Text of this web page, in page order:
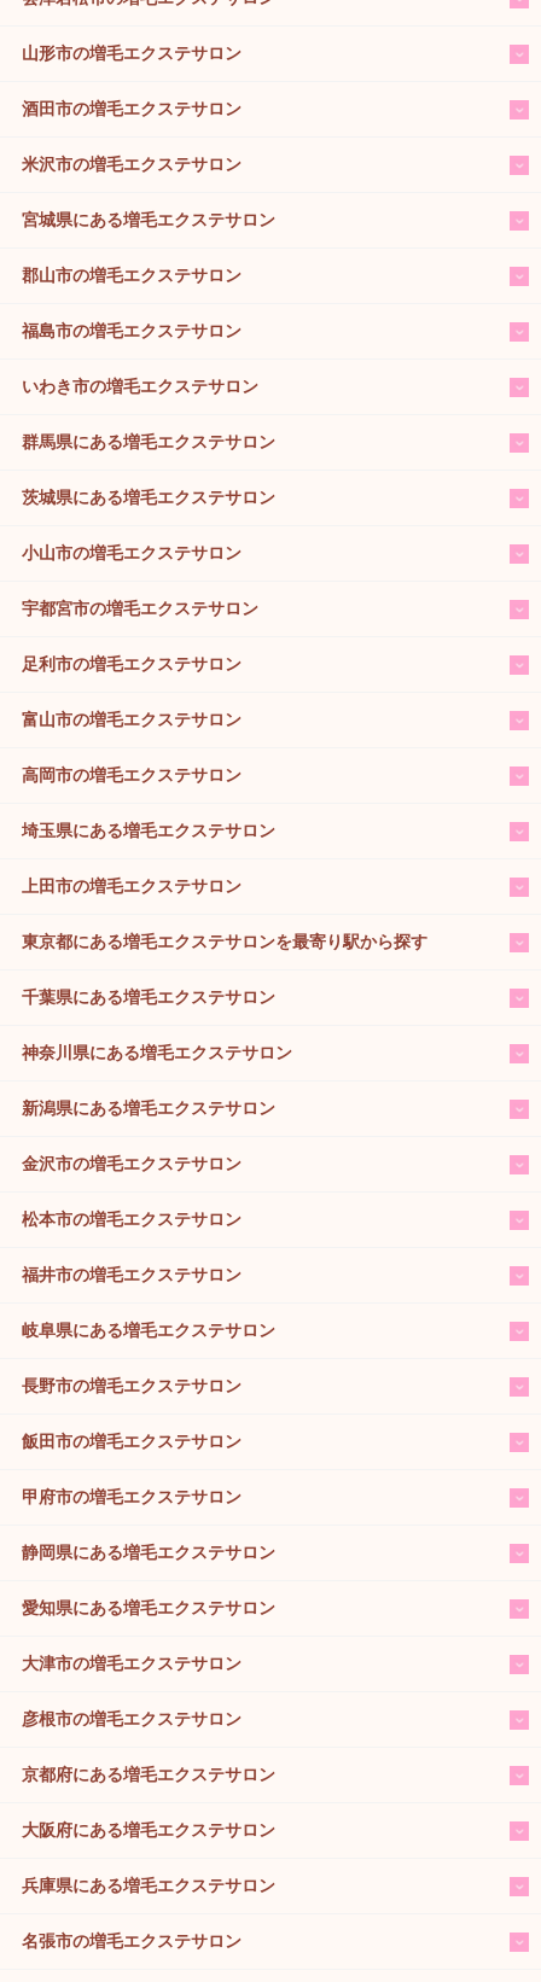
山形市の増毛エクステサロン
酒田市の増毛エクステサロン
米沢市の増毛エクステサロン
宮城県にある増毛エクステサロン
郡山市の増毛エクステサロン
福島市の増毛エクステサロン
いわき市の増毛エクステサロン
群馬県にある増毛エクステサロン
茨城県にある増毛エクステサロン
小山市の増毛エクステサロン
宇都宮市の増毛エクステサロン
足利市の増毛エクステサロン
富山市の増毛エクステサロン
高岡市の増毛エクステサロン
埼玉県にある増毛エクステサロン
上田市の増毛エクステサロン
東京都にある増毛エクステサロンを最寄り駅から探す
千葉県にある増毛エクステサロン
神奈川県にある増毛エクステサロン
新潟県にある増毛エクステサロン
金沢市の増毛エクステサロン
松本市の増毛エクステサロン
福井市の増毛エクステサロン
岐阜県にある増毛エクステサロン
長野市の増毛エクステサロン
飯田市の増毛エクステサロン
甲府市の増毛エクステサロン
静岡県にある増毛エクステサロン
愛知県にある増毛エクステサロン
大津市の増毛エクステサロン
彦根市の増毛エクステサロン
京都府にある増毛エクステサロン
大阪府にある増毛エクステサロン
兵庫県にある増毛エクステサロン
名張市の増毛エクステサロン